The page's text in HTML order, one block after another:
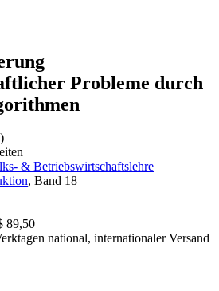
Probleme durch
& Betriebswirtschaftslehre
, Band 18
89,50
national, internationaler Versand